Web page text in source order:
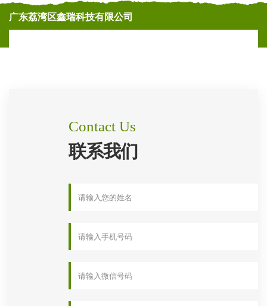
广东荔湾区鑫瑞科技有限公司
Contact Us
联系我们